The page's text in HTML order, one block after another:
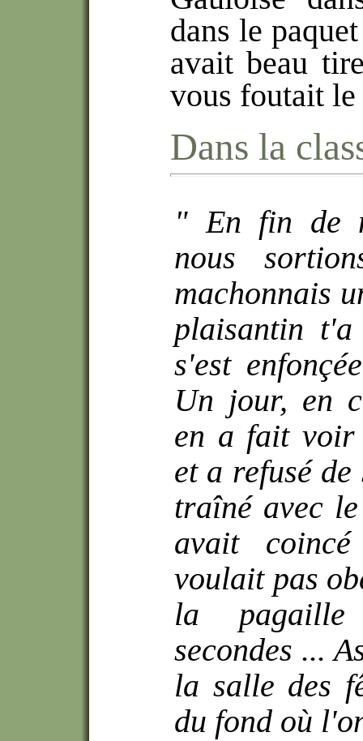
dans le
avait beau
vous foutait
Dans la
" En fin de
nous
machonnais
plaisantin
s'est
Un jour, en
en a fait voir
et a refusé
traîné avec
avait
voulait pas
la pagaille
secondes ...
la salle des
du fond où